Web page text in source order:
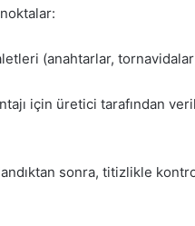
(anahtarlar,
için üretici tarafından
sonra, titizlikle